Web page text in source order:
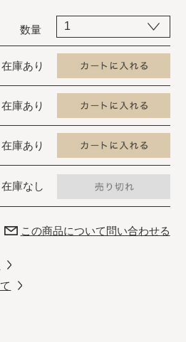
数量
在庫あり
在庫あり
在庫あり
在庫なし
この商品について問い合わせる